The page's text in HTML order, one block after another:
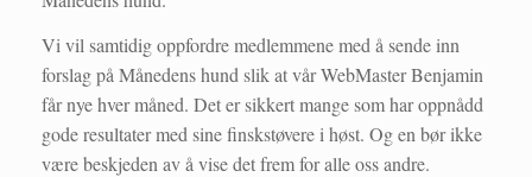
Vi vil samtidig oppfordre medlemmene med å sende inn
forslag på Månedens hund slik at vår WebMaster Benjamin
får nye hver måned. Det er sikkert mange som har oppnådd
gode resultater med sine finskstøvere i høst. Og en bør ikke
være beskjeden av å vise det frem for alle oss andre.